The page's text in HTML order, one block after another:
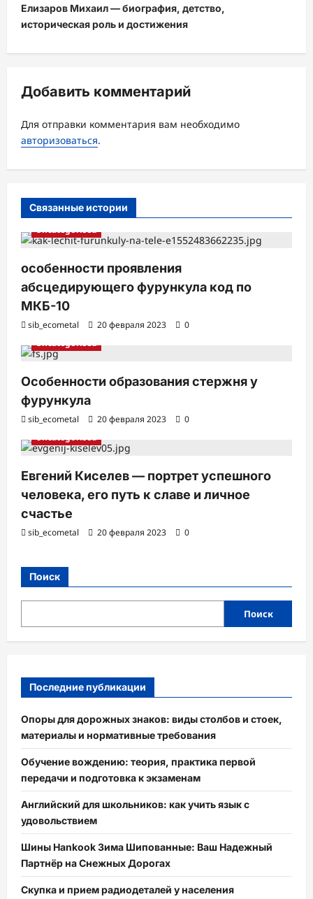
г
а
ц
я
з
а
и
Елизаров Михаил — биография, детство,
историческая роль и достижения
Добавить комментарий
Для отправки комментария вам необходимо
авторизоваться.
Связанные истории
Uncategorised
особенности проявления
абсцедирующего фурункула код по
МКБ-10
sib_ecometal 20 февраля 2023
0
Uncategorised
Особенности образования стержня у
фурункула
sib_ecometal 20 февраля 2023
0
Uncategorised
Евгений Киселев — портрет успешного
человека, его путь к славе и личное
счастье
sib_ecometal 20 февраля 2023 0
Поиск
Поиск
Последние публикации
Опоры для дорожных знаков: виды столбов и стоек,
материалы и нормативные требования
Обучение вождению: теория, практика первой
передачи и подготовка к экзаменам
Английский для школьников: как учить язык с
удовольствием
Шины Hankook Зима Шипованные: Ваш Надежный
Партнёр на Снежных Дорогах
Скупка и прием радиодеталей у населения